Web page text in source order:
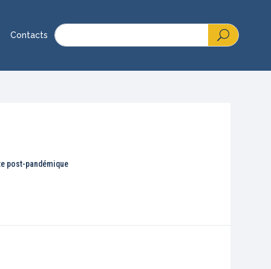
Contacts
post-pandémique